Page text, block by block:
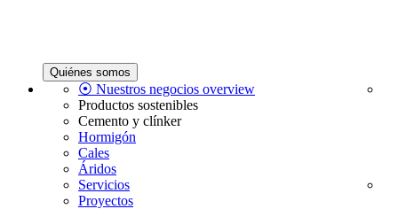
Quiénes somos
⦿ Nuestros negocios overview
Productos sostenibles
Cemento y clínker
Hormigón
Cales
Áridos
Servicios
Proyectos